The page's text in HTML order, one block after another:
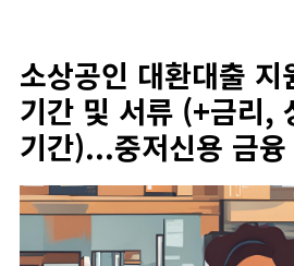
소상공인 대환대출 지
기간 및 서류 (+금리,
기간)...중저신용 금융